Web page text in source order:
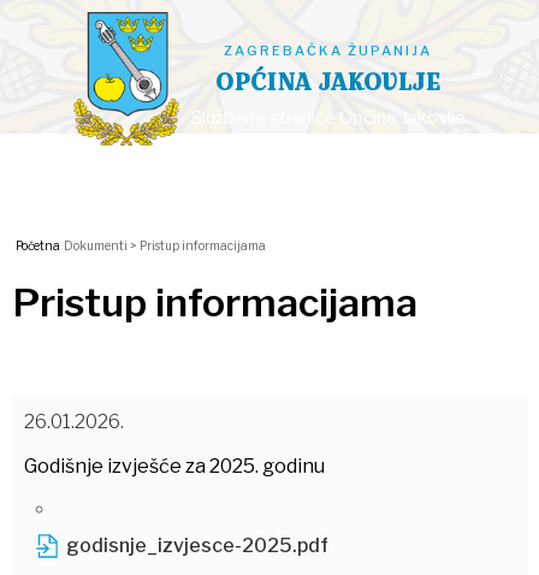
ZAGREBAČKA ŽUPANIJA
OPĆINA JAKOVLJE
Početna Dokumenti > Pristup informacijama
Pristup informacijama
26.01.2026.
Godišnje izvješće za 2025. godinu
godisnje_izvjesce-2025.pdf